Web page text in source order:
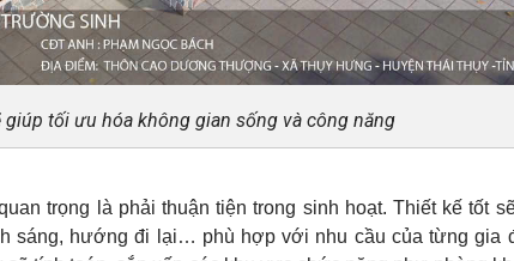
giúp tối ưu hóa không gian sống và công năng
trọng là phải thuận tiện trong sinh hoạt. Thiết kế tốt
sáng, hướng đi lại… phù hợp với nhu cầu của từng gia